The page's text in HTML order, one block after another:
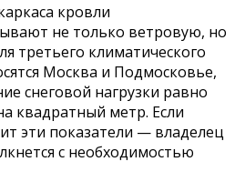
кровли
не только ветровую, но
третьего климатического
Москва и Подмосковье,
снеговой нагрузки равно
квадратный метр. Если
эти показатели — владелец
с необходимостью